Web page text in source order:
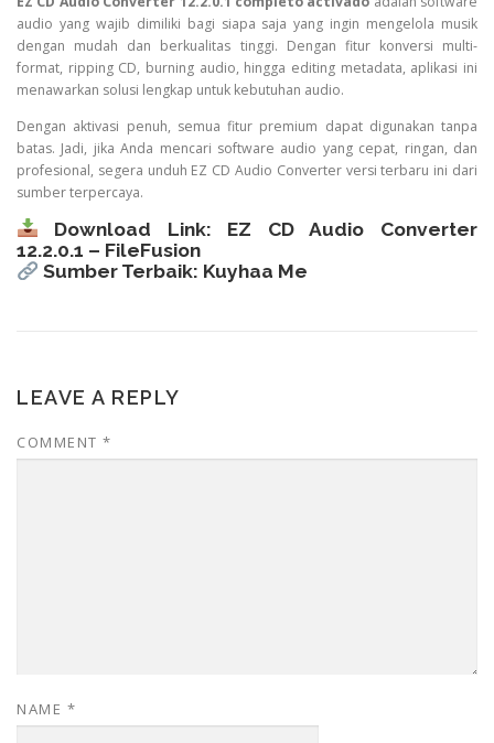
audio yang wajib dimiliki bagi siapa saja yang ingin mengelola musik
dengan mudah dan berkualitas tinggi. Dengan fitur konversi multi-
format, ripping CD, burning audio, hingga editing metadata, aplikasi ini
menawarkan solusi lengkap untuk kebutuhan audio.
Dengan aktivasi penuh, semua fitur premium dapat digunakan tanpa
batas. Jadi, jika Anda mencari software audio yang cepat, ringan, dan
profesional, segera unduh EZ CD Audio Converter versi terbaru ini dari
sumber terpercaya.
Download Link: EZ CD Audio Converter
12.2.0.1 – FileFusion
Sumber Terbaik: Kuyhaa Me
LEAVE A REPLY
COMMENT *
NAME *